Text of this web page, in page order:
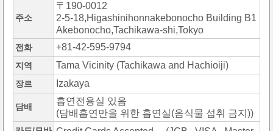
주소
〒190-0012
2-5-18,Higashinihonnakebonocho Building B1
Akebonocho,Tachikawa-shi,Tokyo
전화 +81-42-595-9794
지역 Tama Vicinity (Tachikawa and Hachioiji)
장르 Izakaya
담배
흡연전용실 있음
(담배흡연만을 위한 흡연실(음식물 섭취 금지))